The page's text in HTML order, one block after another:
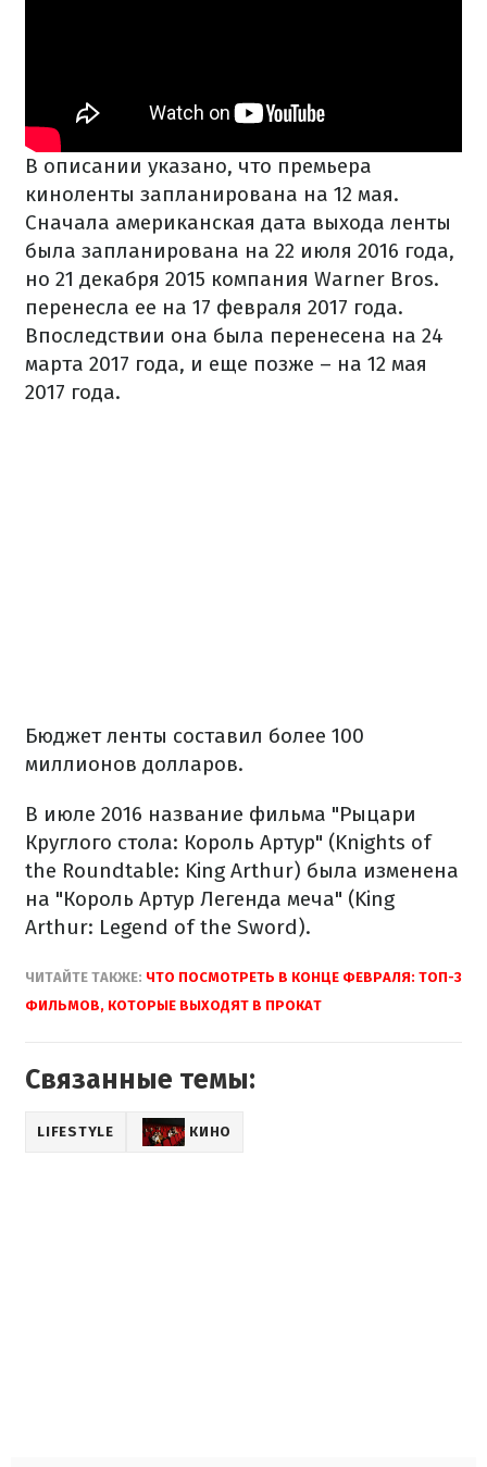
В описании указано, что премьера
киноленты запланирована на 12 мая.
Сначала американская дата выхода ленты
была запланирована на 22 июля 2016 года,
но 21 декабря 2015 компания Warner Bros.
перенесла ее на 17 февраля 2017 года.
Впоследствии она была перенесена на 24
марта 2017 года, и еще позже – на 12 мая
2017 года.
Бюджет ленты составил более 100
миллионов долларов.
В июле 2016 название фильма "Рыцари
Круглого стола: Король Артур" (Knights of
the Roundtable: King Arthur) была изменена
на "Король Артур Легенда меча" (King
Arthur: Legend of the Sword).
ЧИТАЙТЕ ТАКЖЕ: ЧТО ПОСМОТРЕТЬ В КОНЦЕ ФЕВРАЛЯ: ТОП-3
ФИЛЬМОВ, КОТОРЫЕ ВЫХОДЯТ В ПРОКАТ
Связанные темы:
LIFESTYLE КИНО